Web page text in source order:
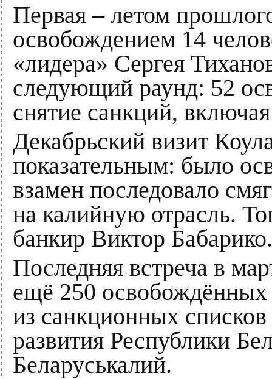
Первая – летом
освобождением 14
«лидера» Сергея
следующий раунд: 52
снятие санкций,
Декабрьский визит
показательным: было
взамен последовало
на калийную отрасль.
банкир Виктор Бабарико.
Последняя встреча в
ещё 250
из санкционных
развития Республики
Беларуськалий.